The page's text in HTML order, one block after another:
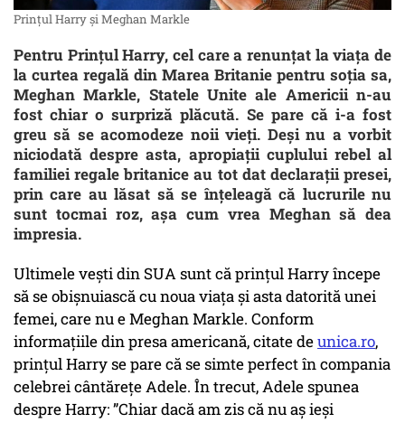
Prințul Harry și Meghan Markle
Pentru Prințul Harry, cel care a renunțat la viața de
la curtea regală din Marea Britanie pentru soția sa,
Meghan Markle, Statele Unite ale Americii n-au
fost chiar o surpriză plăcută. Se pare că i-a fost
greu să se acomodeze noii vieți. Deși nu a vorbit
niciodată despre asta, apropiații cuplului rebel al
familiei regale britanice au tot dat declarații presei,
prin care au lăsat să se înțeleagă că lucrurile nu
sunt tocmai roz, așa cum vrea Meghan să dea
impresia.
Ultimele vești din SUA sunt că prințul Harry începe
să se obișnuiască cu noua viața și asta datorită unei
femei, care nu e Meghan Markle. Conform
informațiile din presa americană, citate deunica.ro,
prințul Harry se pare că se simte perfect în compania
celebrei cântărețe Adele. În trecut, Adele spunea
despre Harry: ”Chiar dacă am zis că nu aș ieși